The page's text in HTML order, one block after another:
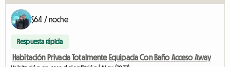
$64 / noche
Respuesta rápida
Habitación Privada Totalmente Equipada Con Baño Acceso Away